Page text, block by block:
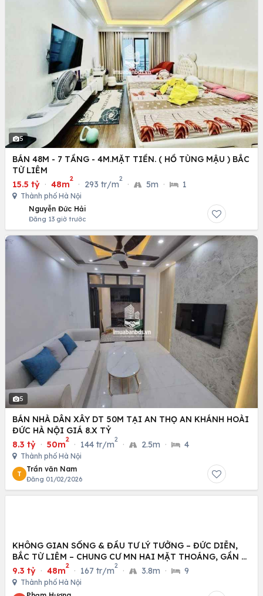
5
BÁN 48M - 7 TẦNG - 4M.MẶT TIỀN. ( HỒ TÙNG MẬU ) BẮC
TỪ LIÊM
15.5 tỷ · 48m
2
· 293 tr/m
2
· 5m · 1
Thành phố Hà Nội
Nguyễn Đức Hải
Đăng 13 giờ trước
5
BÁN NHÀ DÂN XÂY DT 50M TẠI AN THỌ AN KHÁNH HOÀI
ĐỨC HÀ NỘI GIÁ 8.X TỶ
8.3 tỷ · 50m
2
· 144 tr/m
2
· 2.5m · 4
Thành phố Hà Nội
T
Trần văn Nam
Đăng 01/02/2026
KHÔNG GIAN SỐNG & ĐẦU TƯ LÝ TƯỞNG – ĐỨC DIỄN,
BẮC TỪ LIÊM – CHUNG CƯ MN HAI MẶT THOÁNG, GẦN Ô
TÔ
9.3 tỷ · 48m
2
· 167 tr/m
2
· 3.8m · 9
Thành phố Hà Nội